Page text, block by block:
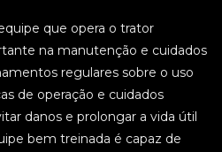
que opera o trator
na manutenção e cuidados
regulares sobre o uso
de operação e cuidados
danos e prolongar a vida útil
bem treinada é capaz de